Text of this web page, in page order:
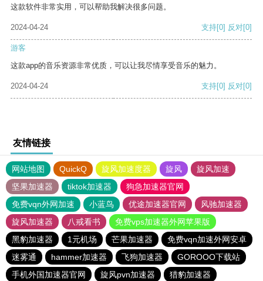
这款软件非常实用，可以帮助我解决很多问题。
2024-04-24 支持[0] 反对[0]
游客
这款app的音乐资源非常优质，可以让我尽情享受音乐的魅力。
2024-04-24 支持[0] 反对[0]
友情链接
网站地图 QuickQ 旋风加速度器 旋风
旋风加速
坚果加速器
tiktok加速器
狗急加速器官网
免费vqn外网加速
小蓝鸟 优途加速器官网
风驰加速器
旋风加速器
八戒看书
免费vps加速器外网苹果版
黑豹加速器
1元机场 芒果加速器
免费vqn加速外网安卓
迷雾通
hammer加速器 飞狗加速器
GOROOO下载站
手机外国加速器官网
旋风pvn加速器 猎豹加速器